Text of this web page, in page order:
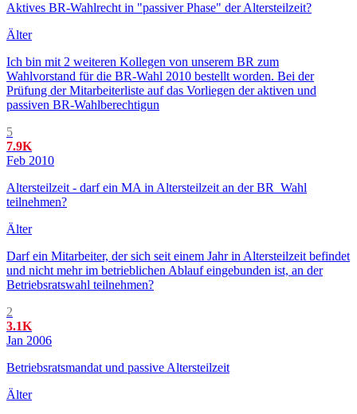
Aktives BR-Wahlrecht in "passiver Phase" der Altersteilzeit?
Älter
Ich bin mit 2 weiteren Kollegen von unserem BR zum
Wahlvorstand für die BR-Wahl 2010 bestellt worden. Bei der
Prüfung der Mitarbeiterliste auf das Vorliegen der aktiven und
passiven BR-Wahlberechtigun
5
7.9K
Feb 2010
Altersteilzeit - darf ein MA in Altersteilzeit an der BR_Wahl
teilnehmen?
Älter
Darf ein Mitarbeiter, der sich seit einem Jahr in Altersteilzeit befindet
und nicht mehr im betrieblichen Ablauf eingebunden ist, an der
Betriebsratswahl teilnehmen?
2
3.1K
Jan 2006
Betriebsratsmandat und passive Altersteilzeit
Älter